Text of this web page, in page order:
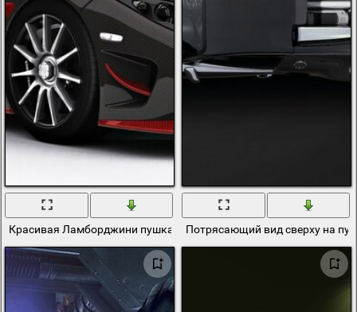
Красивая Ламборджини пушка гонкаПотрясающий вид сверху на